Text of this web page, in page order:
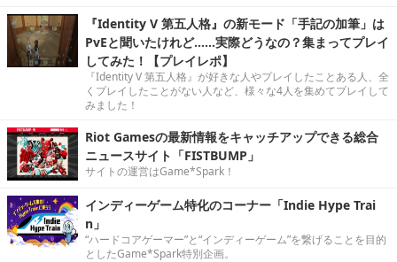
『Identity V 第五人格』の新モード「手記の加筆」は
PvEと聞いたけれど……実際どうなの？集まってプレイ
してみた！【プレイレポ】
『Identity V 第五人格』が好きな人やプレイしたことある人、全
くプレイしたことがない人など、様々な4人を集めてプレイして
みました！
Riot Gamesの最新情報をキャッチアップできる総合
ニュースサイト「FISTBUMP」
サイトの運営はGame*Spark！
インディーゲーム特化のコーナー「Indie Hype Trai
n」
“ハードコアゲーマー”と“インディーゲーム”を繋げることを目的
としたGame*Spark特別企画。